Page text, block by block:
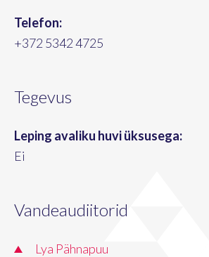
Telefon:
+372 5342 4725
Tegevus
Leping avaliku huvi üksusega:
Ei
Vandeaudiitorid
Lya Pähnapuu